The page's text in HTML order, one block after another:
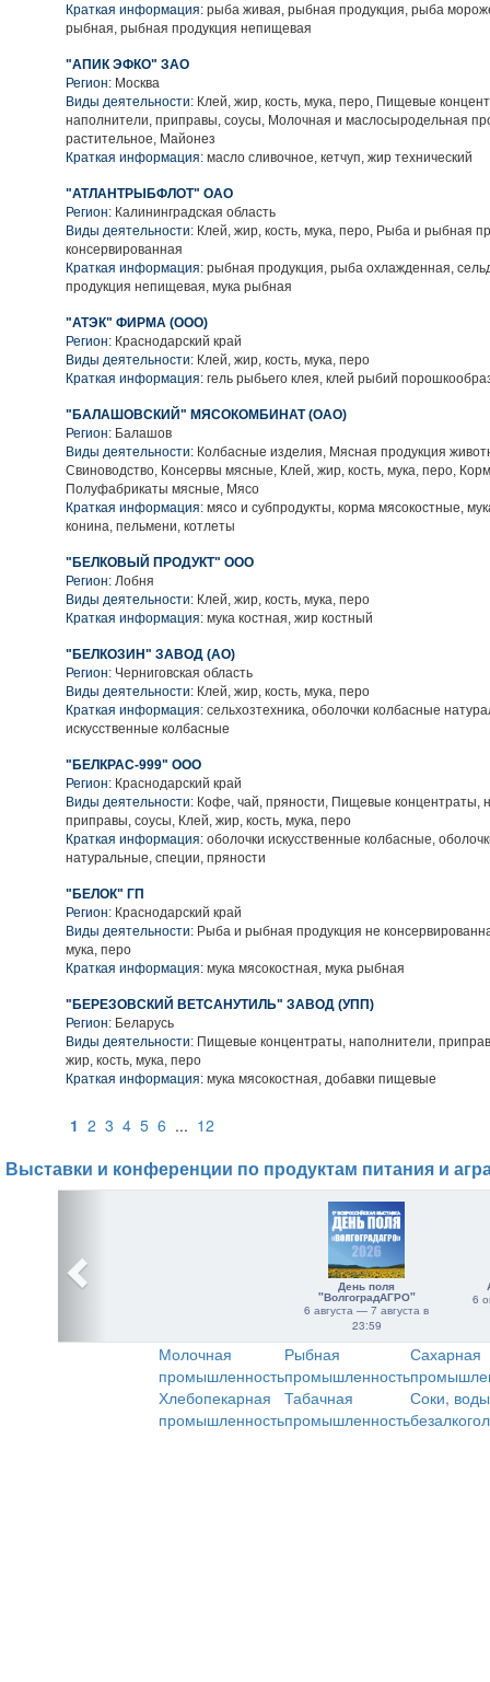
Краткая информация: рыба живая, рыбная продукция, рыба
рыбная, рыбная продукция непищевая
"АПИК ЭФКО" ЗАО
Регион: Москва
Виды деятельности: Клей, жир, кость, мука, перо, Пищевые
наполнители, приправы, соусы, Молочная и маслосыродельная
растительное, Майонез
Краткая информация: масло сливочное, кетчуп, жир технический
"АТЛАНТРЫБФЛОТ" ОАО
Регион: Калининградская область
Виды деятельности: Клей, жир, кость, мука, перо, Рыба и рыбная
консервированная
Краткая информация: рыбная продукция, рыба охлажденная,
продукция непищевая, мука рыбная
"АТЭК" ФИРМА (ООО)
Регион: Краснодарский край
Виды деятельности: Клей, жир, кость, мука, перо
Краткая информация: гель рыбьего клея, клей рыбий
"БАЛАШОВСКИЙ" МЯСОКОМБИНАТ (ОАО)
Регион: Балашов
Виды деятельности: Колбасные изделия, Мясная продукция
Свиноводство, Консервы мясные, Клей, жир, кость, мука, перо,
Полуфабрикаты мясные, Мясо
Краткая информация: мясо и субпродукты, корма мясокостные,
конина, пельмени, котлеты
"БЕЛКОВЫЙ ПРОДУКТ" ООО
Регион: Лобня
Виды деятельности: Клей, жир, кость, мука, перо
Краткая информация: мука костная, жир костный
"БЕЛКОЗИН" ЗАВОД (АО)
Регион: Черниговская область
Виды деятельности: Клей, жир, кость, мука, перо
Краткая информация: сельхозтехника, оболочки колбасные
искусственные колбасные
"БЕЛКРАС-999" ООО
Регион: Краснодарский край
Виды деятельности: Кофе, чай, пряности, Пищевые концентраты,
приправы, соусы, Клей, жир, кость, мука, перо
Краткая информация: оболочки искусственные колбасные,
натуральные, специи, пряности
"БЕЛОК" ГП
Регион: Краснодарский край
Виды деятельности: Рыба и рыбная продукция не
мука, перо
Краткая информация: мука мясокостная, мука рыбная
"БЕРЕЗОВСКИЙ ВЕТСАНУТИЛЬ" ЗАВОД (УПП)
Регион: Беларусь
Виды деятельности: Пищевые концентраты, наполнители,
жир, кость, мука, перо
Краткая информация: мука мясокостная, добавки пищевые
1 2 3 4 5 6 ... 12
Выставки и конференции по продуктам питания и
День поля
"ВолгоградАГРО"
6 августа — 7 августа в
23:59
6
Молочная
промышленность
Рыбная
промышленность
Сахарная
Хлебопекарная
промышленность
Табачная
промышленность
Соки,